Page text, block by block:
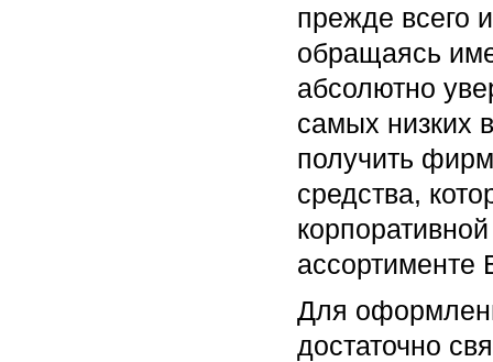
прежде всего
обращаясь
абсолютно
самых низких
получить
средства,
ассортименте
Для
достаточно